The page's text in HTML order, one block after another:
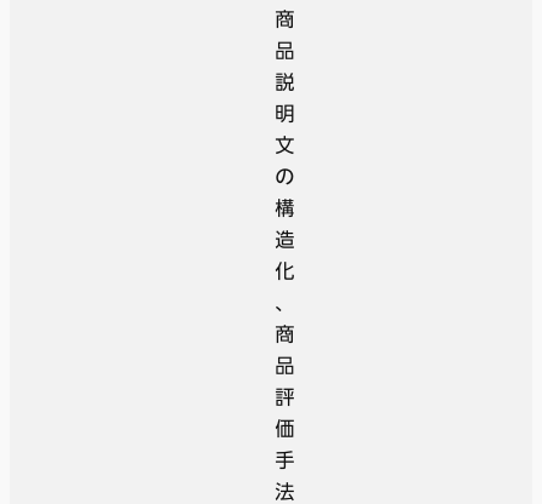
商
品
説
明
文
の
構
造
化
、
商
品
評
価
手
法